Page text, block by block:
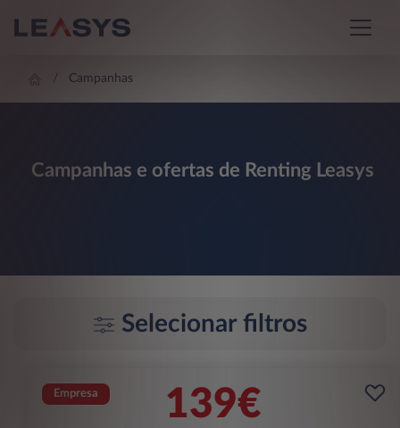
Campanhas
Campanhas e ofertas de Renting Leasys
Selecionar filtros
Empresa 139€